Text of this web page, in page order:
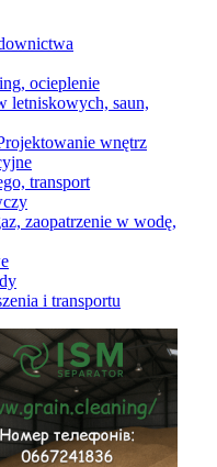
ocieplenie
letniskowych, saun,
wnętrz
transport
zaopatrzenie w wodę,
i transportu